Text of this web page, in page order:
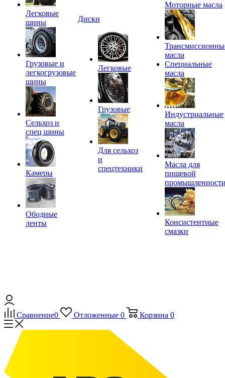
Легковые
шины
Грузовые и
легкогрузовые
шины
Сельхоз и
спец шины
Камеры
Ободные
ленты
Диски
Легковые
Грузовые
Для сельхоз
и
спецтехники
Моторные масла
масла
Специальные
масла
Индустриальные
масла
Масла для
пищевой
Консистентные
смазки
Сравнение0 Отложенные 0 Корзина 0